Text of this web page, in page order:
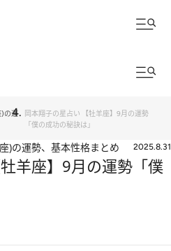
)の運
岡本翔子の星占い 【牡羊座】9月の運勢
「僕の成功の秘訣は」
)の運勢、基本性格まとめ 2025.8.31
羊座】9月の運勢「僕